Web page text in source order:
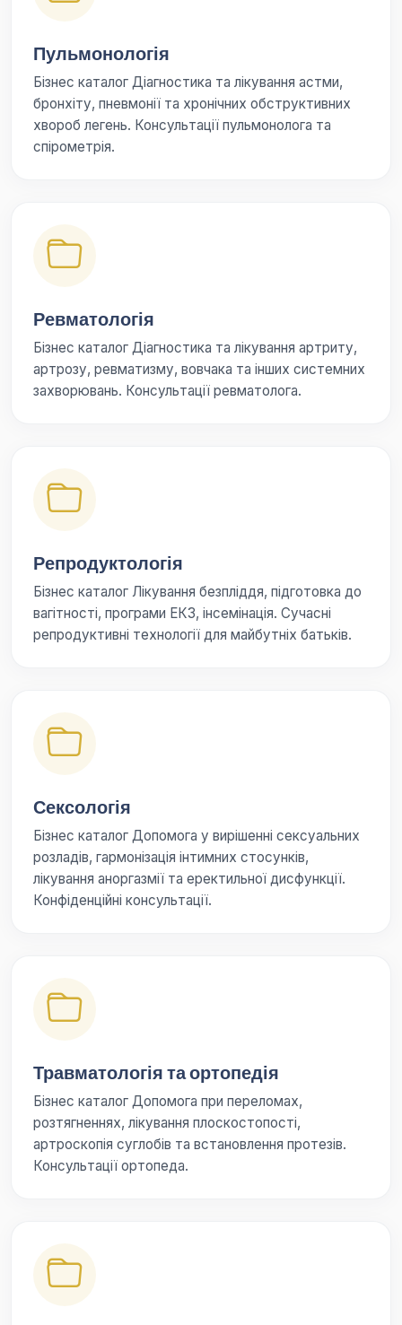
Пульмонологія
Бізнес каталог Діагностика та лікування астми,
бронхіту, пневмонії та хронічних обструктивних
хвороб легень. Консультації пульмонолога та
спірометрія.
Ревматологія
Бізнес каталог Діагностика та лікування артриту,
артрозу, ревматизму, вовчака та інших системних
захворювань. Консультації ревматолога.
Репродуктологія
Бізнес каталог Лікування безпліддя, підготовка до
вагітності, програми ЕКЗ, інсемінація. Сучасні
репродуктивні технології для майбутніх батьків.
Сексологія
Бізнес каталог Допомога у вирішенні сексуальних
розладів, гармонізація інтимних стосунків,
лікування аноргазмії та еректильної дисфункції.
Конфіденційні консультації.
Травматологія та ортопедія
Бізнес каталог Допомога при переломах,
розтягненнях, лікування плоскостопості,
артроскопія суглобів та встановлення протезів.
Консультації ортопеда.